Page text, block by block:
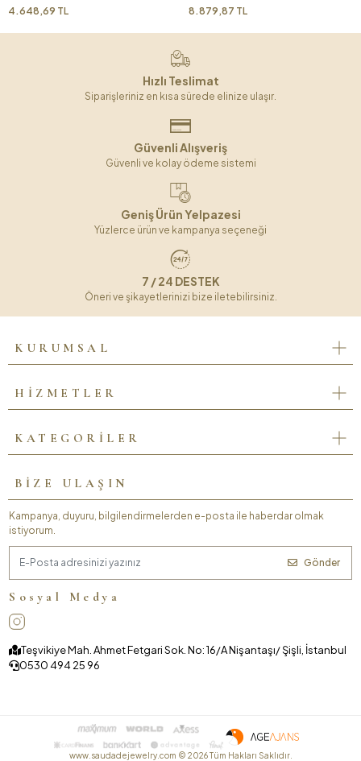
4.648,69 TL 8.879,87 TL
Hızlı Teslimat
Siparişleriniz en kısa sürede elinize ulaşır.
Güvenli Alışveriş
Güvenli ve kolay ödeme sistemi
Geniş Ürün Yelpazesi
Yüzlerce ürün ve kampanya seçeneği
7 / 24 DESTEK
Öneri ve şikayetlerinizi bize iletebilirsiniz.
KURUMSAL
HİZMETLER
KATEGORİLER
BİZE ULAŞIN
Kampanya, duyuru, bilgilendirmelerden e-posta ile haberdar olmak
istiyorum.
Gönder
Sosyal Medya
Teşvikiye Mah. Ahmet Fetgari Sok. No: 16/A Nişantaşı/ Şişli, İstanbul
0530 494 25 96
www.saudadejewelry.com © 2026Tüm Hakları Saklıdır.